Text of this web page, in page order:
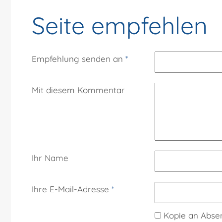
Seite empfehlen
Empfehlung senden an *
Mit diesem Kommentar
Ihr Name
Ihre E-Mail-Adresse *
Kopie an